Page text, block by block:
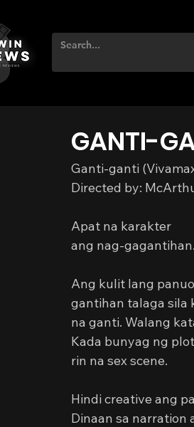
GANTI-
Ganti-ganti
Directed by:
Apat na karakter
ang nag-gagantihan.
Ang kulit lang
gantihan talaga sila
na ganti. Walang
Kada bunyag ng
rin na sex scene.
Hindi creative ang
Dinaan sa narration